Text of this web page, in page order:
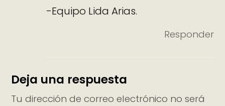
-Equipo Lida Arias.
Responder
Deja una respuesta
Tu dirección de correo electrónico no será